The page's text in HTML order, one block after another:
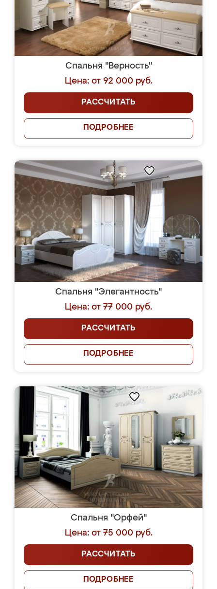
Спальня "Верность"
Цена: от 92 000 руб.
РАССЧИТАТЬ
ПОДРОБНЕЕ
Спальня "Элегантность"
Цена: от 77 000 руб.
РАССЧИТАТЬ
ПОДРОБНЕЕ
Спальня "Орфей"
Цена: от 75 000 руб.
РАССЧИТАТЬ
ПОДРОБНЕЕ